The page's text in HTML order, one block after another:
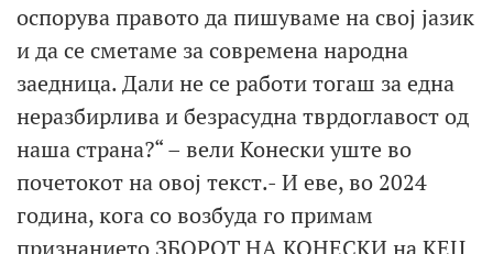
оспорува правото да пишуваме на свој јазик
и да се сметаме за современа народна
заедница. Дали не се работи тогаш за една
неразбирлива и безрасудна тврдоглавост од
наша страна?“ – вели Конески уште во
почетокот на овој текст.- И еве, во 2024
година, кога со возбуда го примам
признанието ЗБОРОТ НА КОНЕСКИ на КЕЦ